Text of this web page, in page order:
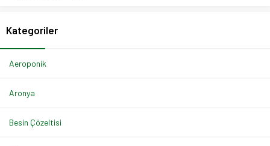
Kategoriler
Aeroponik
Aronya
Besin Çözeltisi